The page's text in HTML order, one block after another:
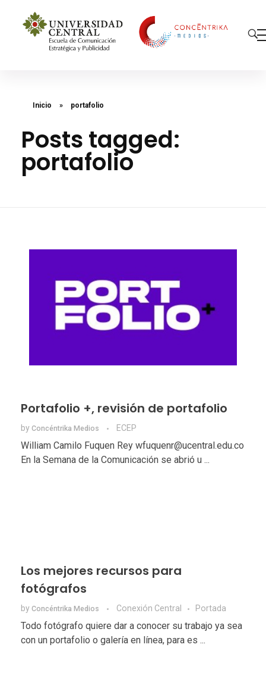
Inicio » portafolio
Posts tagged:
portafolio
Portafolio +, revisión de portafolio
by Concéntrika Medios ECEP
William Camilo Fuquen Rey wfuquenr@ucentral.edu.co
En la Semana de la Comunicación se abrió u ...
Los mejores recursos para
fotógrafos
by Concéntrika Medios Conexión Central Portada
Todo fotógrafo quiere dar a conocer su trabajo ya sea
con un portafolio o galería en línea, para es ...